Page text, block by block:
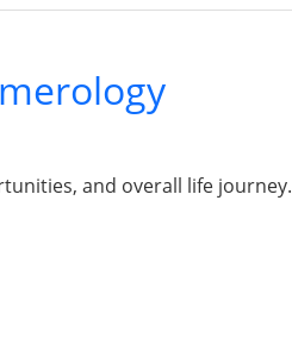
and overall life journey.